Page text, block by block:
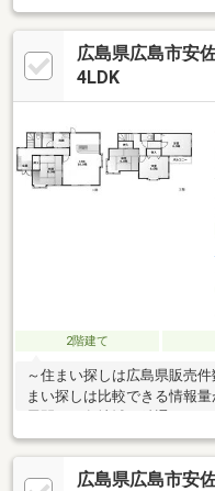
椅子用スロープや手すりが
されています。バス停やゴ
便性も良好。さらに離れに
店舗利用など多様な活用が
を過ごせます。幹線道路に
能な実用性も兼ね備えた一邸
広島県広島市安
4LDK
2階建て
～住まい探しは広島県販売
まい探しは比較できる情報
り揃えております♪他社掲載
件と一緒にご見学できます
ーライフ※賃貸も同時募集
広島県広島市安